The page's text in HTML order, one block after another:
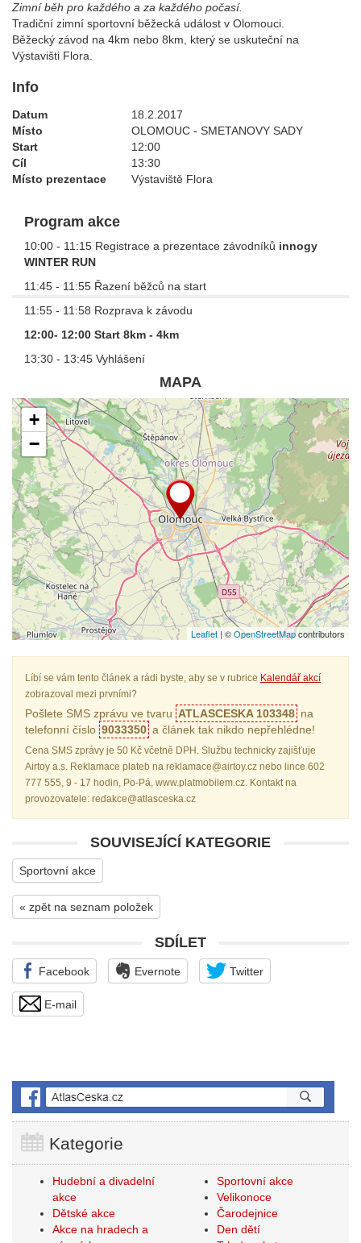
Zimní běh pro každého a za každého počasí.
Tradiční zimní sportovní běžecká událost v Olomouci.
Běžecký závod na 4km nebo 8km, který se uskuteční na
Výstavišti Flora.
Info
Datum
18.2.2017
Místo
OLOMOUC - SMETANOVY SADY
Start
12:00
Cíl
13:30
Místo prezentace
Výstaviště Flora
Program akce
10:00 - 11:15 Registrace a prezentace závodníků innogy
WINTER RUN
11:45 - 11:55 Řazení běžců na start
11:55 - 11:58 Rozprava k závodu
12:00- 12:00 Start 8km - 4km
13:30 - 13:45 Vyhlášení
MAPA
+
−
Leaflet| ©OpenStreetMapcontributors
Líbí se vám tento článek a rádi byste, aby se v rubrice Kalendář akcí
zobrazoval mezi prvními?
Pošlete SMS zprávu ve tvaru ATLASCESKA 103348 na
telefonní číslo 9033350 a článek tak nikdo nepřehlédne!
Cena SMS zprávy je 50 Kč včetně DPH. Službu technicky zajišťuje
Airtoy a.s. Reklamace plateb na reklamace@airtoy.cz nebo lince 602
777 555, 9 - 17 hodin, Po-Pá, www.platmobilem.cz. Kontakt na
provozovatele: redakce@atlasceska.cz
SOUVISEJÍCÍ KATEGORIE
Sportovní akce
« zpět na seznam položek
SDÍLET
Facebook Evernote Twitter
E-mail
Kategorie
Hudební a divadelní
akce
Dětské akce
Akce na hradech a
Sportovní akce
Velikonoce
Čarodejnice
Den dětí